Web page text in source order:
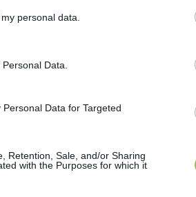
personal data.
Data.
Data for Targeted
Retention, Sale, and/or Sharing
with the Purposes for which it
új feladatba belelendülnek. A